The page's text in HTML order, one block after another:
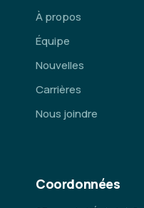
À propos
Équipe
Nouvelles
Carrières
Nous joindre
Coordonnées